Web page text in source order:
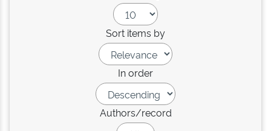
Sort items by
In order
Authors/record